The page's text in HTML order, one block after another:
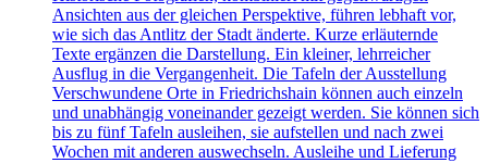
Ansichten aus der gleichen Perspektive, führen lebhaft vor,
wie sich das Antlitz der Stadt änderte. Kurze erläuternde
Texte ergänzen die Darstellung. Ein kleiner, lehrreicher
Ausflug in die Vergangenheit. Die Tafeln der Ausstellung
Verschwundene Orte in Friedrichshain können auch einzeln
und unabhängig voneinander gezeigt werden. Sie können sich
bis zu fünf Tafeln ausleihen, sie aufstellen und nach zwei
Wochen mit anderen auswechseln. Ausleihe und Lieferung